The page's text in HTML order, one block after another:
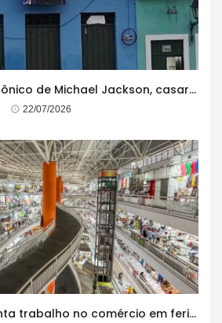
Cenário de clipe icônico de Michael Jackson, casarão azul no centro do Pelourinho enfrenta ordem de desocupação
22/07/2026
Acordo regulamenta trabalho no comércio em feriados